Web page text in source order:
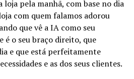
loja pela manhã, com base no dia
com quem falamos adorou
que vê a IA como seu
é o seu braço direito, que
e que está perfeitamente
e as dos seus clientes.